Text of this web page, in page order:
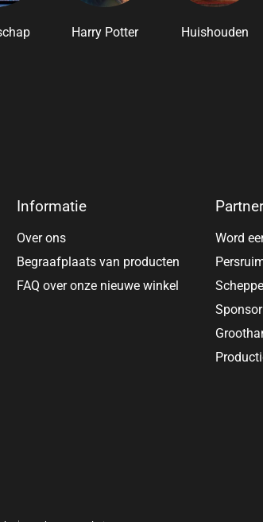
Harry Potter Huishouden
Informatie
Over ons
Begraafplaats van producten
FAQ over onze nieuwe winkel
Word